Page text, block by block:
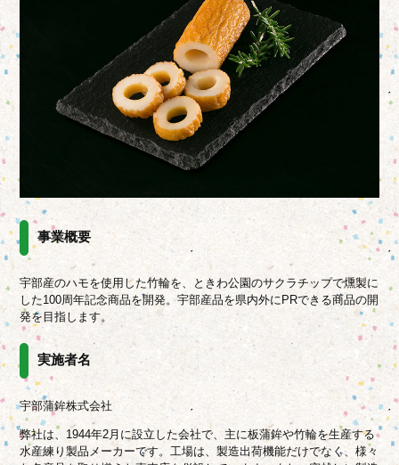
事業概要
宇部産のハモを使用した竹輪を、ときわ公園のサクラチップで燻製に
した100周年記念商品を開発。宇部産品を県内外にPRできる商品の開
発を目指します。
実施者名
宇部蒲鉾株式会社
弊社は、1944年2月に設立した会社で、主に板蒲鉾や竹輪を生産する
水産練り製品メーカーです。工場は、製造出荷機能だけでなく、様々